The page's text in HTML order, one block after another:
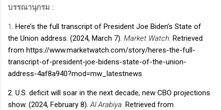
บรรณานุกรม :
1. Here’s the full transcript of President Joe Biden’s State of
the Union address. (2024, March 7). Market Watch. Retrieved
from https://www.marketwatch.com/story/heres-the-full-
transcript-of-president-joe-bidens-state-of-the-union-
address-4af8a940?mod=mw_latestnews
2. U.S. deficit will soar in the next decade, new CBO projections
show. (2024, February 8).Al Arabiya. Retrieved from